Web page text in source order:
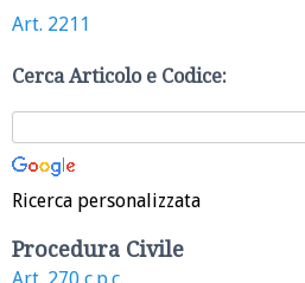
Art. 2211
Cerca Articolo e Codice:
Ricerca personalizzata
Procedura Civile
Art. 270 c.p.c.